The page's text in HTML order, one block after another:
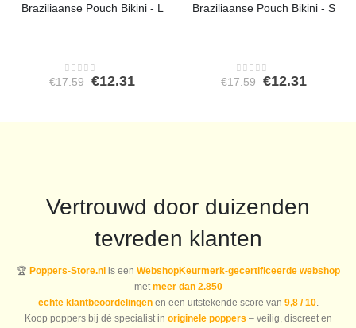
Braziliaanse Pouch Bikini - L
0out of 5
€17.59 Oorspronkelijke
€12.31
Braziliaanse Pouch Bikini - S
0out of 5
€17.59 €12.31
Vertrouwd door duizenden
tevreden klanten
🏆 Poppers-Store.nlis een WebshopKeurmerk-gecertificeerde webshop
met meer dan 2.850
echte klantbeoordelingenen een uitstekende score van 9,8 / 10.
Koop poppers bij dé specialist in originele poppers – veilig, discreet en